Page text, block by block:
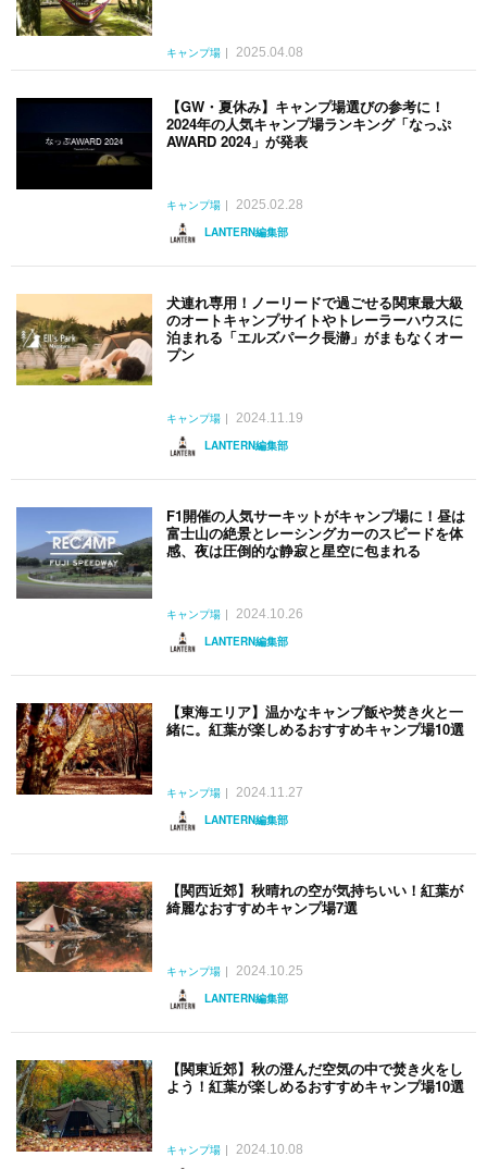
キャンプ場 2025.04.08
【GW・夏休み】キャンプ場選びの参考に！
2024年の人気キャンプ場ランキング「なっぷ
AWARD 2024」が発表
キャンプ場
2025.02.28
LANTERN編集部
犬連れ専用！ノーリードで過ごせる関東最大級
のオートキャンプサイトやトレーラーハウスに
泊まれる「エルズパーク長瀞」がまもなくオー
プン
キャンプ場
2024.11.19
LANTERN編集部
F1開催の人気サーキットがキャンプ場に！昼は
富士山の絶景とレーシングカーのスピードを体
感、夜は圧倒的な静寂と星空に包まれる
キャンプ場
2024.10.26
LANTERN編集部
【東海エリア】温かなキャンプ飯や焚き火と一
緒に。紅葉が楽しめるおすすめキャンプ場10選
キャンプ場
2024.11.27
LANTERN編集部
【関西近郊】秋晴れの空が気持ちいい！紅葉が
綺麗なおすすめキャンプ場7選
キャンプ場
2024.10.25
LANTERN編集部
【関東近郊】秋の澄んだ空気の中で焚き火をし
よう！紅葉が楽しめるおすすめキャンプ場10選
キャンプ場
2024.10.08